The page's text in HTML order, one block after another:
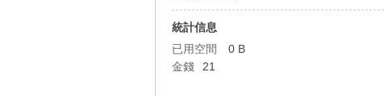
統計信息
已用空間
0 B
金錢
21